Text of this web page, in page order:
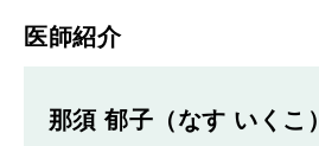
医師紹介
那須 郁子（なす いくこ）